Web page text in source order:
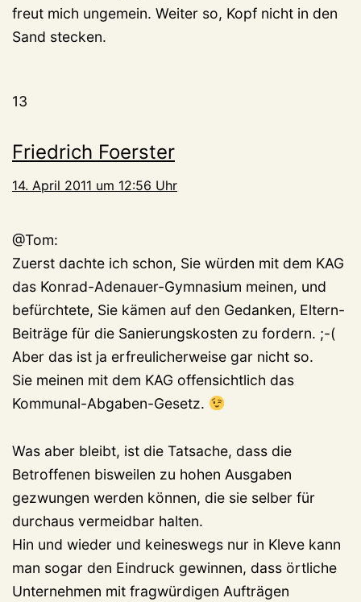
freut mich ungemein. Weiter so, Kopf nicht in den
Sand stecken.
13
Friedrich Foerster
14. April 2011 um 12:56 Uhr
@Tom:
Zuerst dachte ich schon, Sie würden mit dem KAG
das Konrad-Adenauer-Gymnasium meinen, und
befürchtete, Sie kämen auf den Gedanken, Eltern-
Beiträge für die Sanierungskosten zu fordern. ;-(
Aber das ist ja erfreulicherweise gar nicht so.
Sie meinen mit dem KAG offensichtlich das
Kommunal-Abgaben-Gesetz.
Was aber bleibt, ist die Tatsache, dass die
Betroffenen bisweilen zu hohen Ausgaben
gezwungen werden können, die sie selber für
durchaus vermeidbar halten.
Hin und wieder und keineswegs nur in Kleve kann
man sogar den Eindruck gewinnen, dass örtliche
Unternehmen mit fragwürdigen Aufträgen